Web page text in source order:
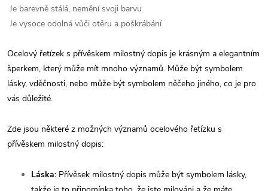
Je barevně stálá, nemění svoji barvu
Je vysoce odolná vůči otěru a poškrábání
Ocelový řetízek s přívěskem milostný dopis je krásným a elegantním
šperkem, který může mít mnoho významů. Může být symbolem
lásky, vděčnosti, nebo může být symbolem něčeho jiného, co je pro
vás důležité.
Zde jsou některé z možných významů ocelového řetízku s
přívěskem milostný dopis:
Láska: Přívěsek milostný dopis může být symbolem lásky,